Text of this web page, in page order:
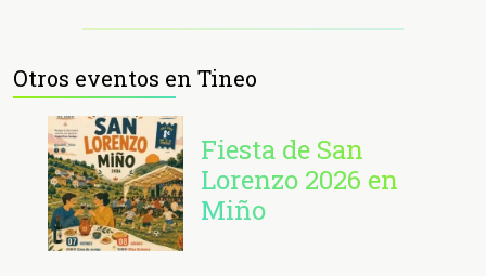
Otros eventos en Tineo
Fiesta de San
Lorenzo 2026 en
Miño